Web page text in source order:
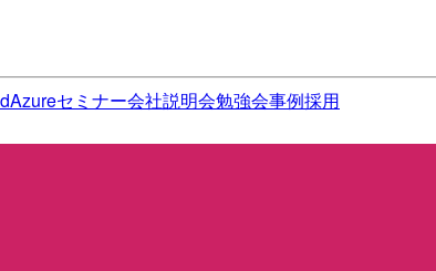
Azureセミナー会社説明会勉強会事例採用